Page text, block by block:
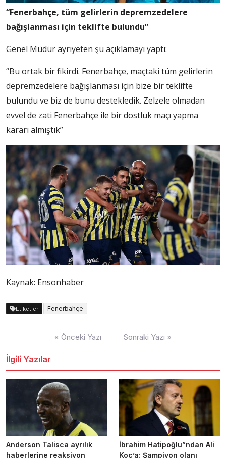
“Fenerbahçe, tüm gelirlerin depremzedelere
bağışlanması için teklifte bulundu”
Genel Müdür ayrıyeten şu açıklamayı yaptı:
“Bu ortak bir fikirdi. Fenerbahçe, maçtaki tüm gelirlerin
depremzedelere bağışlanması için bize bir teklifte
bulundu ve biz de bunu destekledik. Zelzele olmadan
evvel de zati Fenerbahçe ile bir dostluk maçı yapma
kararı almıştık”
Kaynak: Ensonhaber
Etiketler Fenerbahçe
« Önceki Yazı Sonraki Yazı »
İlgili Yazılar
Anderson Talisca ayrılık
haberlerine reaksiyon
İbrahim Hatipoğlu”ndan Ali
Koç’a: Şampiyon olanı